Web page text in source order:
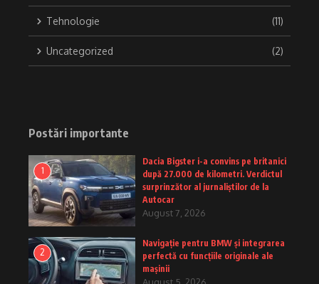
Tehnologie (11)
Uncategorized (2)
Postări importante
1
Dacia Bigster i-a convins pe britanici
după 27.000 de kilometri. Verdictul
surprinzător al jurnaliștilor de la
Autocar
August 7, 2026
2
Navigație pentru BMW și integrarea
perfectă cu funcțiile originale ale
mașinii